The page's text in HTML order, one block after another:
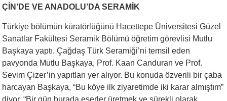
ÇİN’DE VE ANADOLU’DA SERAMİK
Türkiye bölümün küratörlüğünü Hacettepe Üniversitesi Güzel
Sanatlar Fakültesi Seramik Bölümü öğretim görevlisi Mutlu
Başkaya yaptı. Çağdaş Türk Seramiği’ni temsil eden
pavyonda Mutlu Başkaya, Prof. Kaan Canduran ve Prof.
Sevim Çizer’in yapıtları yer alıyor. Bu konuda özverili bir çaba
harcayan Başkaya, “Bu köye ilk ziyaretimde iki karar almıştım”
diyor, “Bir gün burada eserler üretmek ve sürekli olarak